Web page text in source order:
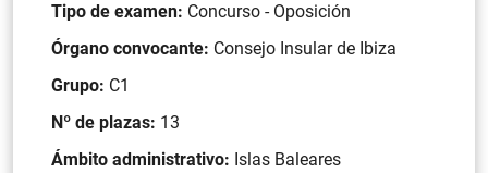
Tipo de examen: Concurso - Oposición
Órgano convocante: Consejo Insular de Ibiza
Grupo: C1
Nº de plazas: 13
Ámbito administrativo: Islas Baleares